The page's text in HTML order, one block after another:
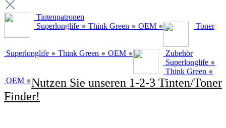
Tintenpatronen
Superlonglife ● Think Green ● OEM ● Toner
Superlonglife ● Think Green ● OEM ●
Zubehör
Superlonglife ●
Think Green ●
OEM ●Nutzen Sie unseren 1-2-3 Tinten/Toner
Finder!